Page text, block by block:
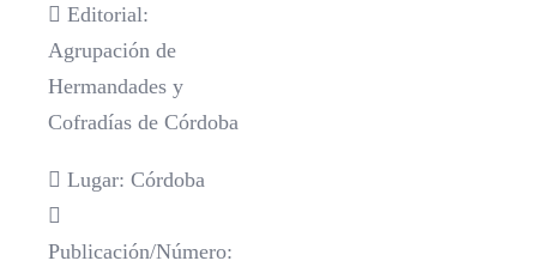
Editorial:
Agrupación de
Hermandades y
Cofradías de Córdoba
Lugar: Córdoba
Publicación/Número: